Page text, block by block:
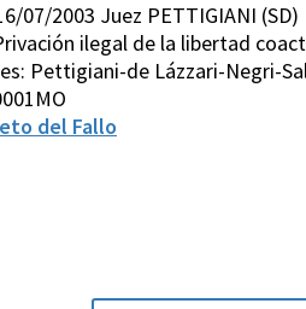
07/2003 Juez PETTIGIANI (SD)
ilegal de la libertad
Pettigiani-de Lázzari-Negri-
del Fallo